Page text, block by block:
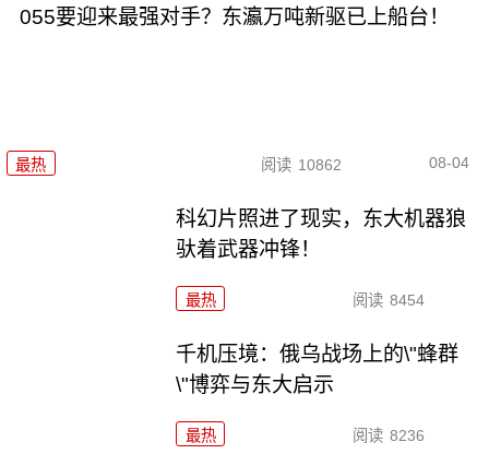
055要迎来最强对手？东瀛万吨新驱已上船台！
最热 阅读 10862 08-04
科幻片照进了现实，东大机器狼
驮着武器冲锋！
最热 阅读 8454
千机压境：俄乌战场上的\"蜂群
\"博弈与东大启示
最热 阅读 8236